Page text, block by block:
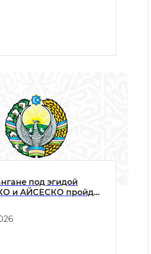
под эгидой
и АЙСЕСКО пройдёт